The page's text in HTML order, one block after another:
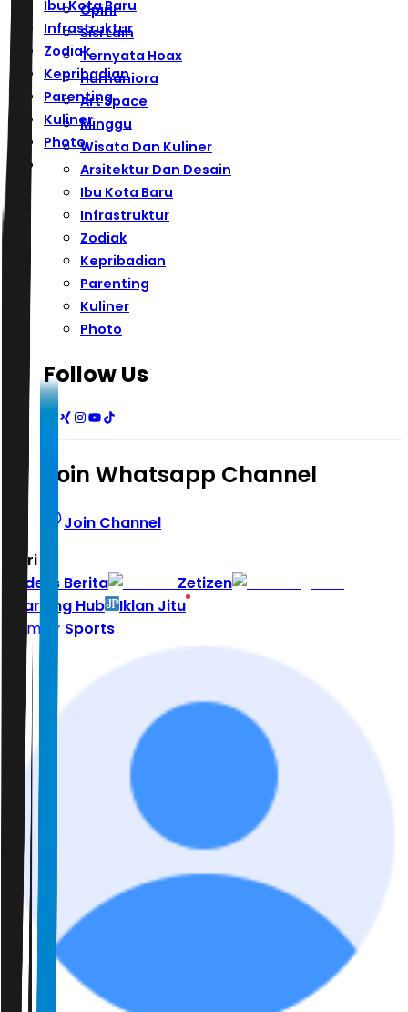
Ibu Kota Baru
Infrastruktur
Zodiak
Kepribadian
Parenting
Kuliner
Photo
Opini
Sisi Lain
Ternyata Hoax
Humaniora
Art Space
Minggu
Wisata Dan Kuliner
Arsitektur Dan Desain
Ibu Kota Baru
Infrastruktur
Zodiak
Kepribadian
Parenting
Kuliner
Photo
Follow Us
Join Whatsapp Channel
Join Channel
Hari ini
Indeks Berita
Zetizen
Learning Hub
Iklan Jitu
Home
Sports